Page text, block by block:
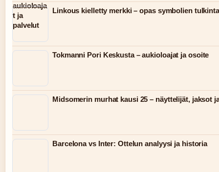
Linkous kielletty merkki – opas symbolien
Tokmanni Pori Keskusta – aukioloajat ja osoite
Midsomerin murhat kausi 25 – näyttelijät, jaksot
Barcelona vs Inter: Ottelun analyysi ja historia